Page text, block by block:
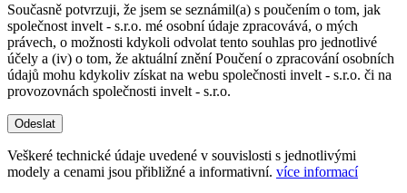
Současně potvrzuji, že jsem se seznámil(a) s poučením o tom, jak
společnost invelt - s.r.o. mé osobní údaje zpracovává, o mých
právech, o možnosti kdykoli odvolat tento souhlas pro jednotlivé
účely a (iv) o tom, že aktuální znění Poučení o zpracování osobních
údajů mohu kdykoliv získat na webu společnosti invelt - s.r.o. či na
provozovnách společnosti invelt - s.r.o.
Odeslat
Veškeré technické údaje uvedené v souvislosti s jednotlivými
modely a cenami jsou přibližné a informativní. více informací